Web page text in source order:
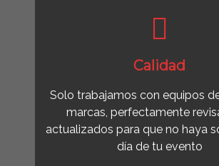
Calidad
Solo trabajamos con equipos
marcas, perfectamente
actualizados para que no haya
día de tu evento